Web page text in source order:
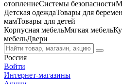
отоплениеСистемы безопасности
Детская одеждаТовары для
мамТовары для детей
Корпусная мебельМягкая мебель
мебельДвери
Россия
Войти
Интернет-магазины